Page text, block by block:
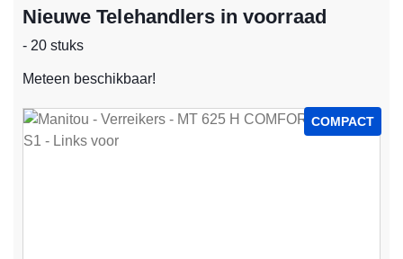
Nieuwe Telehandlers in voorraad
- 20 stuks
Meteen beschikbaar!
COMPACT